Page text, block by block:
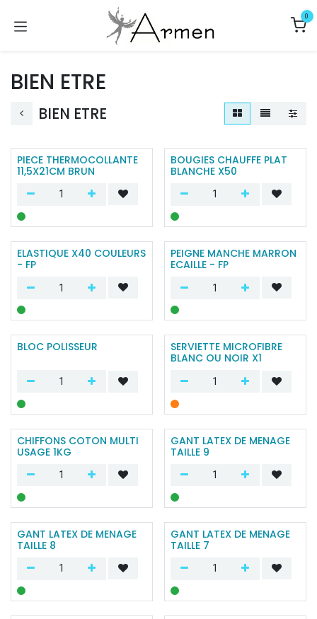
0
BIEN ETRE
BIEN ETRE
PIECE THERMOCOLLANTE
11,5X21CM BRUN
BOUGIES CHAUFFE PLAT
BLANCHE X50
ELASTIQUE X40 COULEURS
- FP
PEIGNE MANCHE MARRON
ECAILLE - FP
BLOC POLISSEUR
SERVIETTE MICROFIBRE
BLANC OU NOIR X1
CHIFFONS COTON MULTI
USAGE 1KG
GANT LATEX DE MENAGE
TAILLE 9
GANT LATEX DE MENAGE
TAILLE 8
GANT LATEX DE MENAGE
TAILLE 7